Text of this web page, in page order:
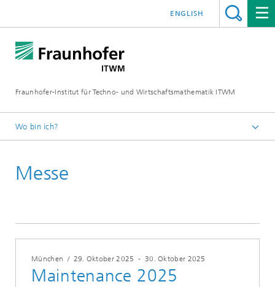
Fraunhofer-Institut für Techno- und Wirtschaftsmathematik ITWM
ENGLISH
Wo bin ich?
Messe
München / 29. Oktober 2025 - 30. Oktober 2025
Maintenance 2025